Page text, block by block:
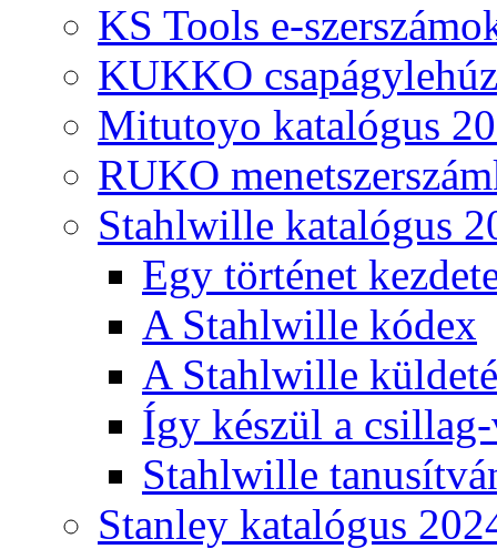
KS Tools e-
KUKKO
Mitutoyo katalógus
RUKO
Stahlwille katalógus
Egy történet
A Stahlwille kódex
A Stahlwille
Így készül a
Stahlwille
Stanley katalógus